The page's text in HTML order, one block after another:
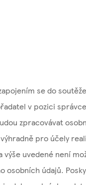
se do
v pozici
zpracovávat
pro účely
výše uvedené není
osobních údajů.